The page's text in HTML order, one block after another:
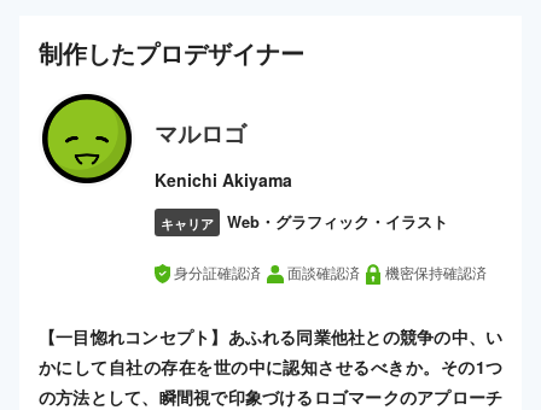
制作したプロデザイナー
マルロゴ
Kenichi Akiyama
キャリア Web・グラフィック・イラスト
身分証確認済 面談確認済 機密保持確認済
【一目惚れコンセプト】あふれる同業他社との競争の中、い
かにして自社の存在を世の中に認知させるべきか。その1つ
の方法として、瞬間視で印象づけるロゴマークのアプローチ